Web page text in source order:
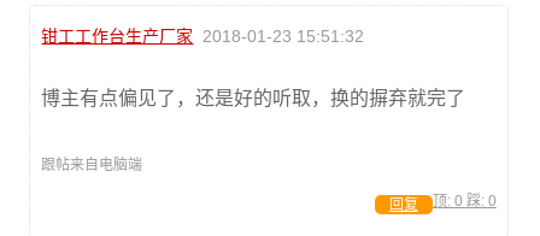
钳工工作台生产厂家 2018-01-23 15:51:32
博主有点偏见了，还是好的听取，换的摒弃就完了
跟帖来自电脑端
顶: 0 踩: 0
回复